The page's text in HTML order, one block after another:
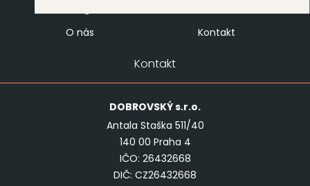
O nás
Kontakt
Kontakt
DOBROVSKÝs.r.o.
Antala Staška 511/40
140 00 Praha 4
IČO: 26432668
DIČ: CZ26432668